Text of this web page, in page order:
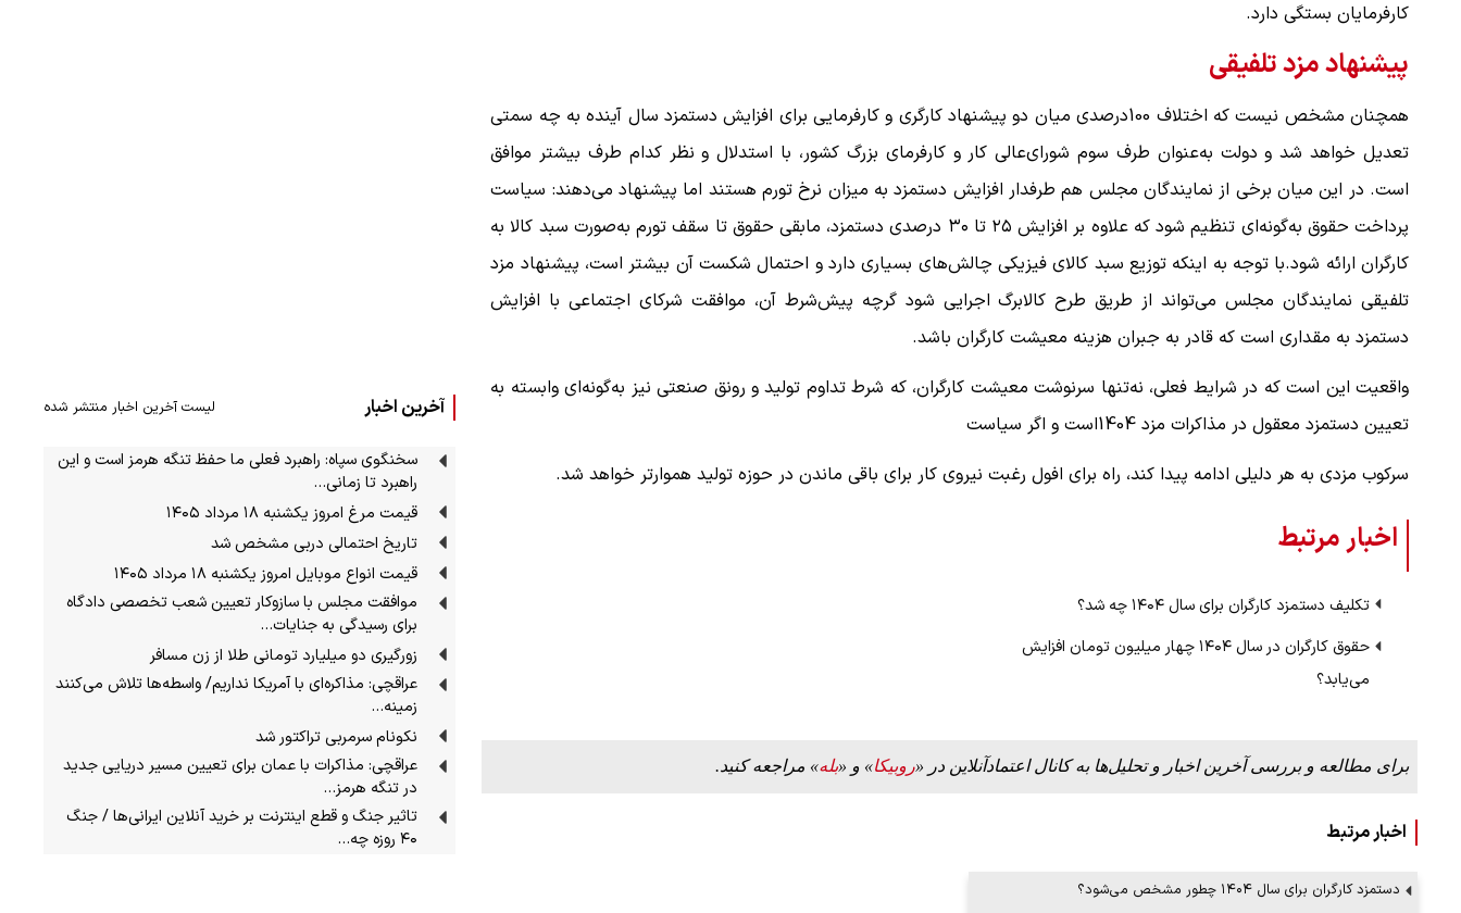
کارفرمایان بستگی دارد.
پیشنهاد مزد تلفیقی
همچنان مشخص نیست که اختلاف 100درصدی میان دو پیشنهاد کارگری و کارفرمایی برای افزایش دستمزد سال آینده به چه سمتی
تعدیل خواهد شد و دولت به‌عنوان طرف سوم شورای‌عالی کار و کارفرمای بزرگ کشور، با استدلال و نظر کدام طرف بیشتر موافق
است. در این میان برخی از نمایندگان مجلس هم طرفدار افزایش دستمزد به میزان نرخ تورم هستند اما پیشنهاد می‌دهند: سیاست
پرداخت حقوق به‌گونه‌ای تنظیم شود که علاوه بر افزایش ۲۵ تا ۳۰ درصدی دستمزد، مابقی حقوق تا سقف تورم به‌صورت سبد کالا به
کارگران ارائه شود.‌با توجه به اینکه توزیع سبد کالای فیزیکی چالش‌های بسیاری دارد و احتمال شکست آن بیشتر است، پیشنهاد مزد
تلفیقی نمایندگان مجلس می‌تواند از طریق طرح کالابرگ اجرایی شود گرچه پیش‌شرط آن، موافقت شرکای اجتماعی با افزایش
دستمزد به مقداری است که قادر به جبران هزینه معیشت کارگران باشد.‌
واقعیت این است که در شرایط فعلی، نه‌تنها سرنوشت معیشت کارگران، که شرط تداوم تولید و رونق صنعتی نیز به‌گونه‌ای وابسته به
تعیین دستمزد معقول در مذاکرات مزد 1404است و اگر سیاست
سرکوب مزدی به هر دلیلی ادامه پیدا کند، راه برای ‌افول رغبت نیروی کار برای باقی ماندن در حوزه تولید هموارتر خواهد شد.
اخبار مرتبط
تکلیف دستمزد کارگران برای سال ۱۴۰۴ چه شد؟
حقوق کارگران در سال ۱۴۰۴ چهار میلیون تومان افزایش
می‌یابد؟
برای مطالعه و بررسی آخرین اخبار و تحلیل‌ها به کانال اعتمادآنلاین در «روبیکا» و «بله» مراجعه کنید.
اخبار مرتبط
دستمزد کارگران برای سال ۱۴۰۴ چطور مشخص می‌شود؟
آخرین اخبار لیست آخرین اخبار منتشر شده
سخنگوی سپاه: راهبرد فعلی ما حفظ تنگه هرمز است و این
راهبرد تا زمانی…
قیمت مرغ امروز یکشنبه ۱۸ مرداد ۱۴۰۵
تاریخ احتمالی دربی مشخص شد
قیمت انواع موبایل امروز یکشنبه ۱۸ مرداد ۱۴۰۵
موافقت مجلس با سازوکار تعیین شعب تخصصی دادگاه
برای رسیدگی به جنایات…
زورگیری دو میلیارد تومانی طلا از زن مسافر
عراقچی: مذاکره‌ای با آمریکا نداریم/ واسطه‌ها تلاش می‌کنند
زمینه‌…
نکونام سرمربی تراکتور شد
عراقچی: مذاکرات با عمان برای تعیین مسیر دریایی جدید
در تنگه هرمز…
تاثیر جنگ و قطع اینترنت بر خرید آنلاین ایرانی‌ها / جنگ
۴۰ روزه چه…